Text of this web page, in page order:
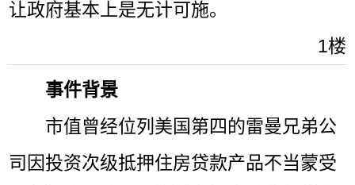
让政府基本上是无计可施。
1楼
事件背景
市值曾经位列美国第四的雷曼兄弟公
司因投资次级抵押住房贷款产品不当蒙受